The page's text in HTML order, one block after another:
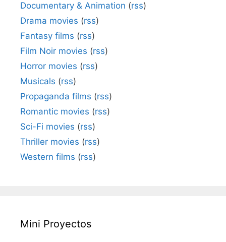
Documentary & Animation (rss)
Drama movies (rss)
Fantasy films (rss)
Film Noir movies (rss)
Horror movies (rss)
Musicals (rss)
Propaganda films (rss)
Romantic movies (rss)
Sci-Fi movies (rss)
Thriller movies (rss)
Western films (rss)
Mini Proyectos